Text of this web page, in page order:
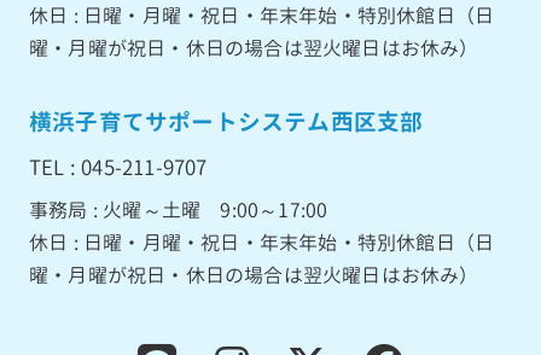
休日 : 日曜・月曜・祝日・年末年始・特別休館日（日
曜・月曜が祝日・休日の場合は翌火曜日はお休み）
横浜子育てサポートシステム西区支部
TEL : 045-211-9707
事務局 : 火曜～土曜 9:00～17:00
休日 : 日曜・月曜・祝日・年末年始・特別休館日（日
曜・月曜が祝日・休日の場合は翌火曜日はお休み）